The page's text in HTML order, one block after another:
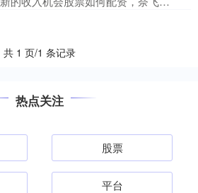
共 1 页/1 条记录
热点关注
股票
平台